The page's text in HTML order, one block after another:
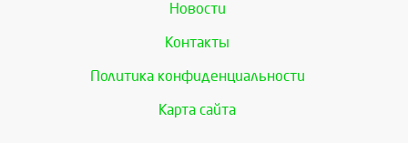
Новости
Контакты
Политика конфиденциальности
Карта сайта